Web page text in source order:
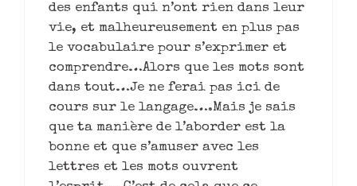
des enfants qui n’ont rien dans leur
vie, et malheureusement en plus pas
le vocabulaire pour s’exprimer et
comprendre…Alors que les mots sont
dans tout…Je ne ferai pas ici de
cours sur le langage….Mais je sais
que ta manière de l’aborder est la
bonne et que s’amuser avec les
lettres et les mots ouvrent